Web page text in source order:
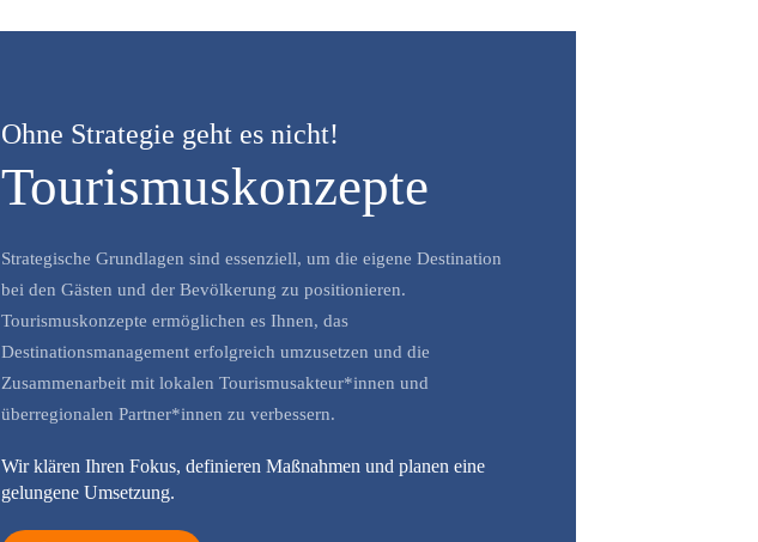
Ohne Strategie geht es nicht!
Tourismuskonzepte
Strategische Grundlagen sind essenziell, um die eigene Destination
bei den Gästen und der Bevölkerung zu positionieren.
Tourismuskonzepte ermöglichen es Ihnen, das
Destinationsmanagement erfolgreich umzusetzen und die
Zusammenarbeit mit lokalen Tourismusakteur*innen und
überregionalen Partner*innen zu verbessern.
Wir klären Ihren Fokus, definieren Maßnahmen und planen eine
gelungene Umsetzung.